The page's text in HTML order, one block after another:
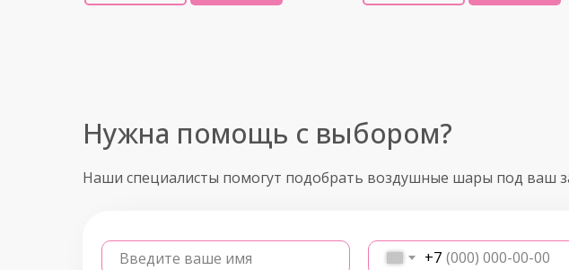
Наши специалисты помогут подобрать воздушные шары под ваш
Введите ваше имя +7
Нужна помощь с выбором?